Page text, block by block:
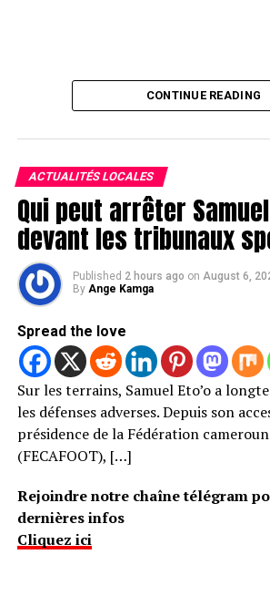
CONTINUE READING
ACTUALITÉS LOCALES
Qui peut arrêter
devant les tribunaux
Published 2 hours ago on August 6,
By Ange Kamga
Spread the love
Sur les terrains, Samuel Eto’o a
les défenses adverses. Depuis son
présidence de la Fédération
(FECAFOOT), […]
Rejoindre notre chaîne télégram
dernières infos
Cliquez ici